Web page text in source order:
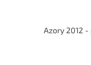
Azory 2012